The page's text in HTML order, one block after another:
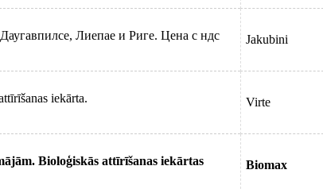
Лиепае и Риге. Цена с ндс
Jakubini
iekārta. Virte
Bioloģiskās attīrīšanas iekārtas
Biomax